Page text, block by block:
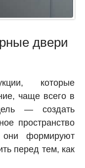
двери
которые
чаще всего в
— создать
пространство
формируют
перед тем, как